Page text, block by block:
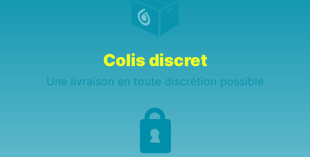
Colis discret
Une livraison en toute discrétion possible